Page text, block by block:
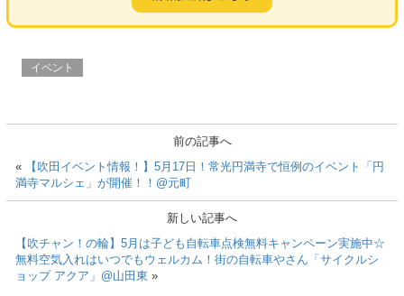
o
k
イベント
前の記事へ
«
【吹田イベント情報！】5月17日！常光円満寺で恒例のイベント「円
満寺マルシェ」が開催！！@元町
新しい記事へ
【吹チャン！の輪】5月は子ども自転車点検無料キャンペーン実施中☆
無料空気入れはいつでもウェルカム！街の自転車やさん「サイクルシ
ョップ アクア」@山田東 »